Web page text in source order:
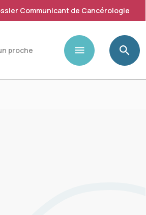
Communicant de Cancérologie
proche